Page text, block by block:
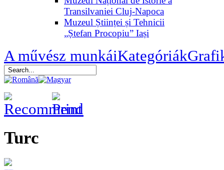
Transilvaniei Cluj-Napoca
Muzeul Științei și Tehnicii
„Ștefan Procopiu” Iași
A művész munkáiKategóriák
Turc